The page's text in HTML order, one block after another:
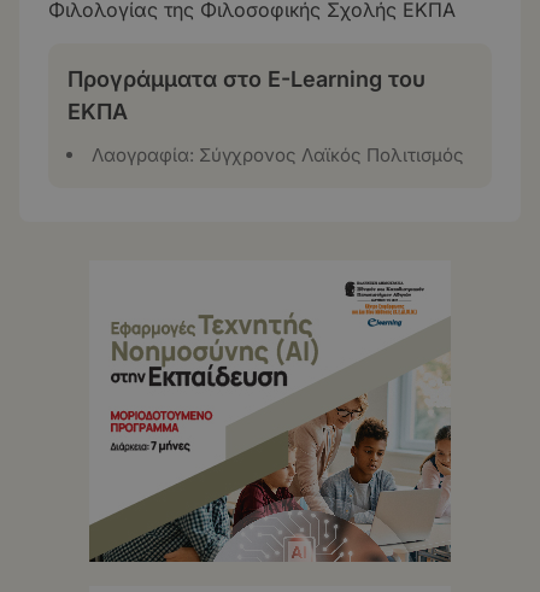
Φιλολογίας της Φιλοσοφικής Σχολής ΕΚΠΑ
Προγράμματα στο E-Learning του
ΕΚΠΑ
Λαογραφία: Σύγχρονος Λαϊκός Πολιτισμός